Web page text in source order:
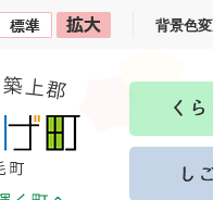
背景色